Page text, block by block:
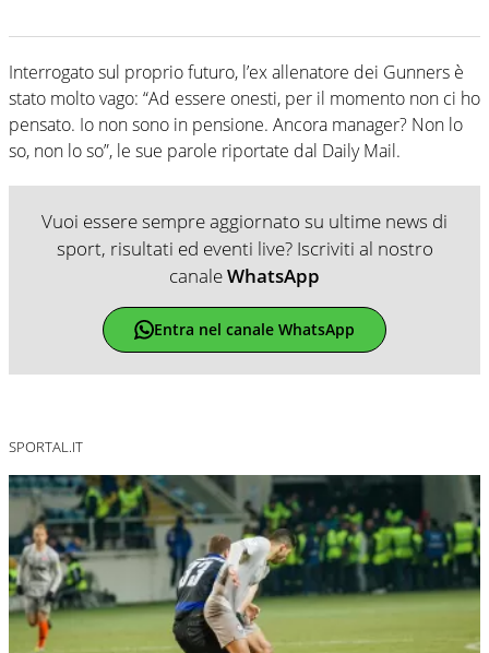
Interrogato sul proprio futuro, l’ex allenatore dei Gunners è
stato molto vago: “Ad essere onesti, per il momento non ci ho
pensato. Io non sono in pensione. Ancora manager? Non lo
so, non lo so”, le sue parole riportate dal Daily Mail.
Vuoi essere sempre aggiornato su ultime news di
sport, risultati ed eventi live? Iscriviti al nostro
canaleWhatsApp
Entra nel canale WhatsApp
SPORTAL.IT